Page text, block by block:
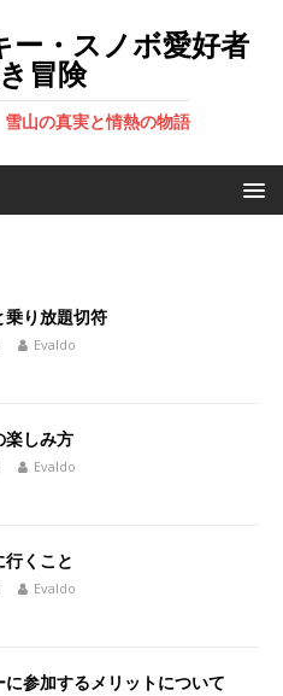
ー・スノボ愛好者
冒険
山の真実と情熱の物語
乗り放題切符
Evaldo
楽しみ方
Evaldo
行くこと
Evaldo
に参加するメリットについて